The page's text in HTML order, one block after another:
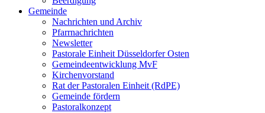
Gemeinde
Nachrichten und Archiv
Pfarrnachrichten
Newsletter
Pastorale Einheit Düsseldorfer Osten
Gemeindeentwicklung MvF
Kirchenvorstand
Rat der Pastoralen Einheit (RdPE)
Gemeinde fördern
Pastoralkonzept